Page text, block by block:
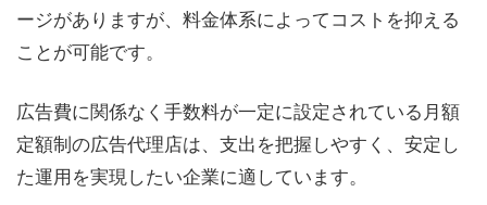
ージがありますが、料金体系によってコストを抑える
ことが可能です。
広告費に関係なく手数料が一定に設定されている月額
定額制の広告代理店は、支出を把握しやすく、安定し
た運用を実現したい企業に適しています。